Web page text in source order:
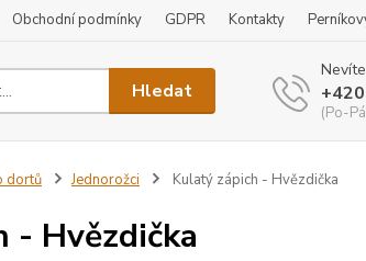
Obchodní podmínky GDPR Kontakty
Hledat
(Po-
dortů Jednorožci Kulatý zápich - Hvězdička
- Hvězdička